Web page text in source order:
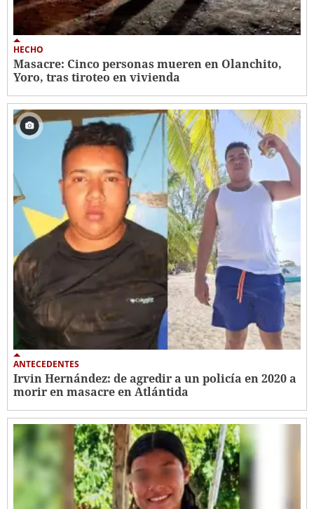
HECHO
Masacre: Cinco personas mueren en Olanchito,
Yoro, tras tiroteo en vivienda
ANTECEDENTES
Irvin Hernández: de agredir a un policía en 2020 a
morir en masacre en Atlántida